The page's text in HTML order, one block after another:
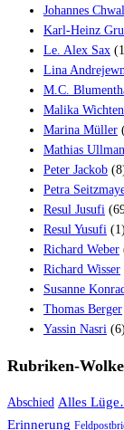
Johannes
Karl-Heinz
Le. Alex Sax
Lina
M.C.
Malika
Marina Müller
Mathias
Peter Jackob
Petra
Resul Jusufi
Resul Yusufi (1)
Richard Weber
Richard Wisser
Susanne Konrad
Thomas Berger
Yassin Nasri (6)
Rubriken-Wolke
Abschied Alles
Erinnerung